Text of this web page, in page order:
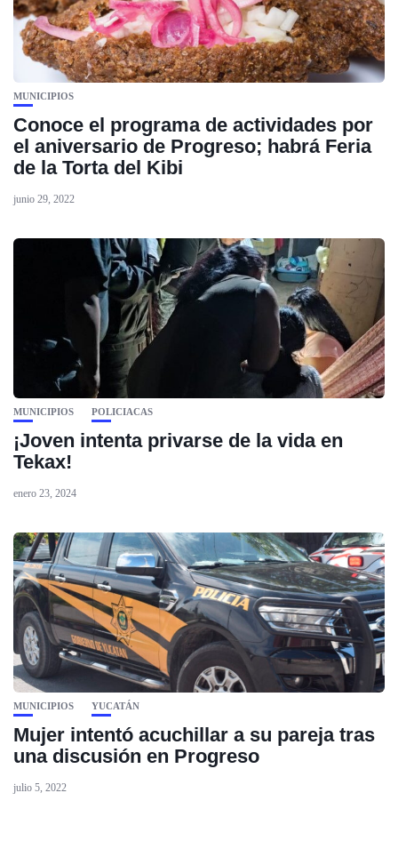
MUNICIPIOS
Conoce el programa de actividades por
el aniversario de Progreso; habrá Feria
de la Torta del Kibi
junio 29, 2022
MUNICIPIOS POLICIACAS
¡Joven intenta privarse de la vida en
Tekax!
enero 23, 2024
MUNICIPIOS YUCATÁN
Mujer intentó acuchillar a su pareja tras
una discusión en Progreso
julio 5, 2022